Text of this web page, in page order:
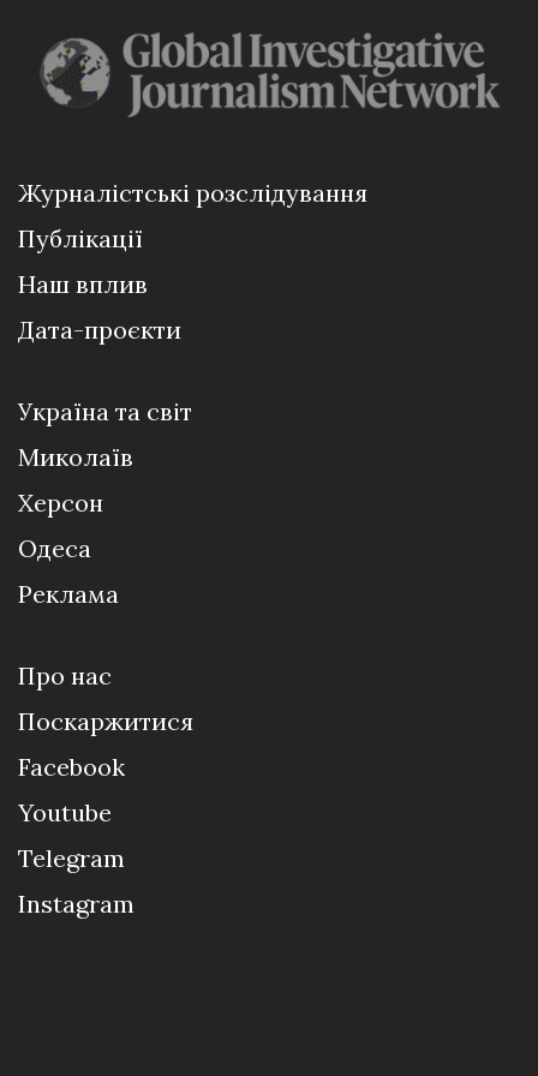
Журналістські розслідування
Публікації
Наш вплив
Дата-проєкти
Україна та світ
Миколаїв
Херсон
Одеса
Реклама
Про нас
Поскаржитися
Facebook
Youtube
Telegram
Instagram